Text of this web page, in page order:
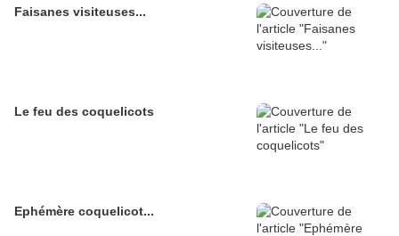
Faisanes visiteuses...
Le feu des coquelicots
Ephémère coquelicot...